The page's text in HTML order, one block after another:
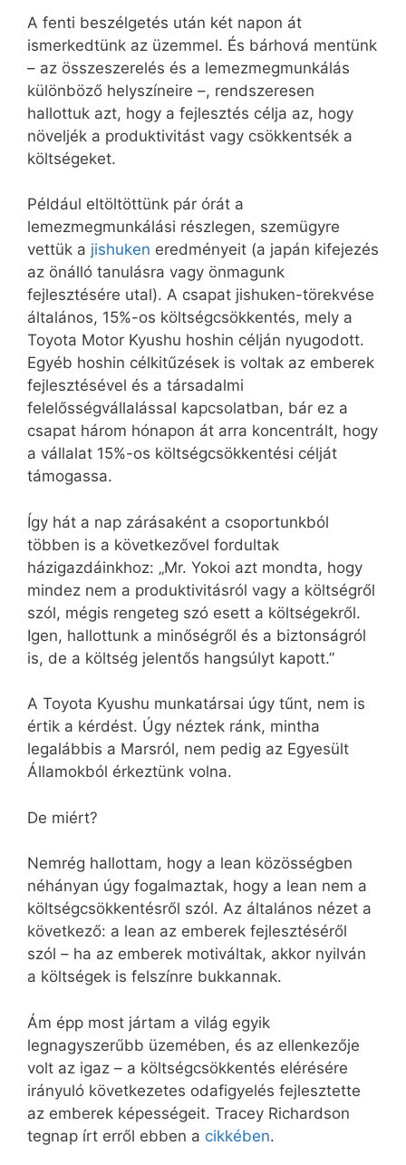
A fenti beszélgetés után két napon át
ismerkedtünk az üzemmel. És bárhová mentünk
– az összeszerelés és a lemezmegmunkálás
különböző helyszíneire –, rendszeresen
hallottuk azt, hogy a fejlesztés célja az, hogy
növeljék a produktivitást vagy csökkentsék a
költségeket.
Például eltöltöttünk pár órát a
lemezmegmunkálási részlegen, szemügyre
vettük a jishuken eredményeit (a japán kifejezés
az önálló tanulásra vagy önmagunk
fejlesztésére utal). A csapat jishuken-törekvése
általános, 15%-os költségcsökkentés, mely a
Toyota Motor Kyushu hoshin célján nyugodott.
Egyéb hoshin célkitűzések is voltak az emberek
fejlesztésével és a társadalmi
felelősségvállalással kapcsolatban, bár ez a
csapat három hónapon át arra koncentrált, hogy
a vállalat 15%-os költségcsökkentési célját
támogassa.
Így hát a nap zárásaként a csoportunkból
többen is a következővel fordultak
házigazdáinkhoz: „Mr. Yokoi azt mondta, hogy
mindez nem a produktivitásról vagy a költségről
szól, mégis rengeteg szó esett a költségekről.
Igen, hallottunk a minőségről és a biztonságról
is, de a költség jelentős hangsúlyt kapott.”
A Toyota Kyushu munkatársai úgy tűnt, nem is
értik a kérdést. Úgy néztek ránk, mintha
legalábbis a Marsról, nem pedig az Egyesült
Államokból érkeztünk volna.
De miért?
Nemrég hallottam, hogy a lean közösségben
néhányan úgy fogalmaztak, hogy a lean nem a
költségcsökkentésről szól. Az általános nézet a
következő: a lean az emberek fejlesztéséről
szól – ha az emberek motiváltak, akkor nyilván
a költségek is felszínre bukkannak.
Ám épp most jártam a világ egyik
legnagyszerűbb üzemében, és az ellenkezője
volt az igaz – a költségcsökkentés elérésére
irányuló következetes odafigyelés fejlesztette
az emberek képességeit. Tracey Richardson
tegnap írt erről ebben a cikkében.